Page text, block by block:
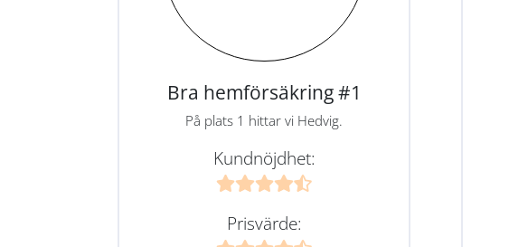
Bra hemförsäkring #1
På plats 1 hittar vi Hedvig.
Kundnöjdhet:
Prisvärde: